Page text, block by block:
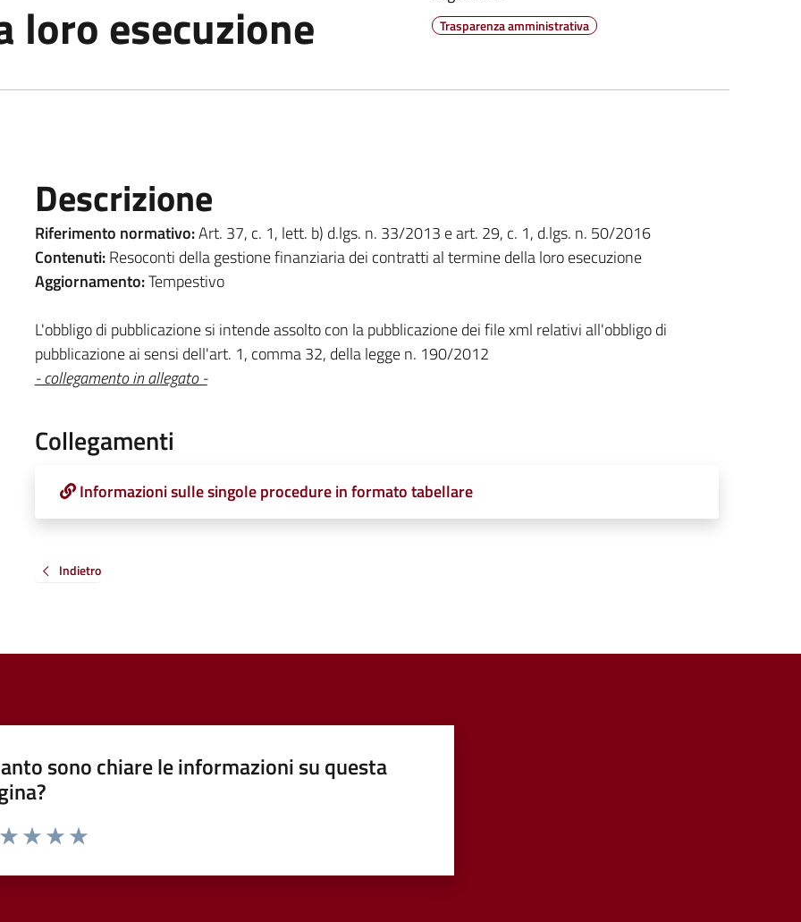
loro esecuzione Trasparenza amministrativa
Descrizione
Riferimento normativo:Art. 37, c. 1, lett. b) d.lgs. n. 33/2013 e art. 29, c. 1, d.lgs. n. 50/2016
Contenuti:Resoconti della gestione finanziaria dei contratti al termine della loro esecuzione
Aggiornamento:Tempestivo
L'obbligo di pubblicazione si intende assolto con la pubblicazione dei file xml relativi all'obbligo di
pubblicazione ai sensi dell'art. 1, comma 32, della legge n. 190/2012
- collegamento in allegato -
Collegamenti
Informazioni sulle singole procedure in formato tabellare
Indietro
sono chiare le informazioni su questa
da 1 a 5 stelle la pagina